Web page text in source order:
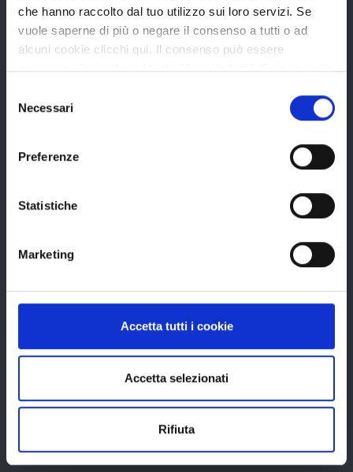
che hanno raccolto dal tuo utilizzo sui loro servizi. Se
vuole saperne di più o negare il consenso a tutti o ad
alcuni cookie clicchi qui. Il consenso può essere
espresso cliccando sul tasto "Accetta tutti". Se non vuole
tasto "Rifiuta".
delNecessari
Preferenze
Statistiche
Marketing
Accetta tutti i cookie
Accetta selezionati
Rifiuta
Avvisi pubblici
Concorsi e selezioni
Bilancio
Infrastrutture, mobilità e trasporti
Istruzione
Osservatori e statistiche
Pianificazione territoriale
Protocolli di legalità